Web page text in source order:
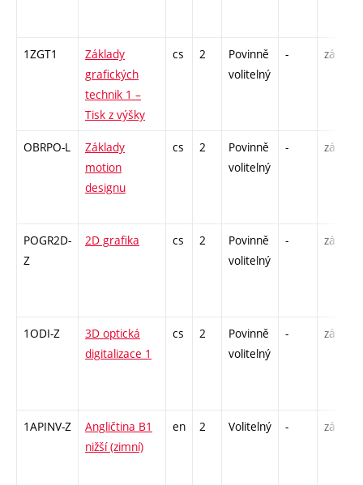
1ZGT1
Základy
grafických
technik 1 –
Tisk z výšky
cs 2
Povinně
volitelný
- zá
OBRPO-L
Základy
motion
designu
cs 2
Povinně
volitelný
- zá
POGR2D-
Z
2D grafika cs 2
Povinně
volitelný
- zá
1ODI-Z
3D optická
digitalizace 1
cs 2
Povinně
volitelný
- zá
1APINV-Z
Angličtina B1
nižší (zimní)
en 2 Volitelný - zá